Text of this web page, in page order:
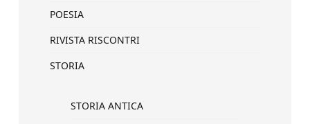
POESIA
RIVISTA RISCONTRI
STORIA
STORIA ANTICA